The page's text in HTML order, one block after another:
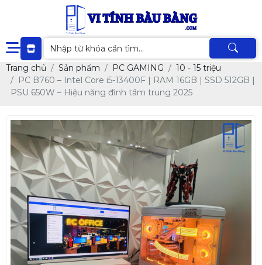
Trang chủ Sản phẩm PC GAMING
10 - 15 triệu
PC B760 – Intel Core i5-13400F | RAM 16GB | SSD 512GB |
PSU 650W – Hiệu năng đỉnh tầm trung 2025